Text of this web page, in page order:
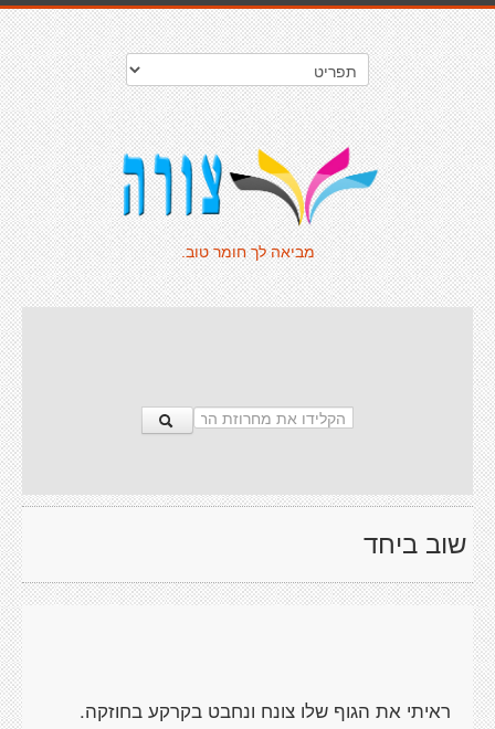
מביאה לך חומר טוב.
שוב ביחד
ראיתי את הגוף שלו צונח ונחבט בקרקע בחוזקה.